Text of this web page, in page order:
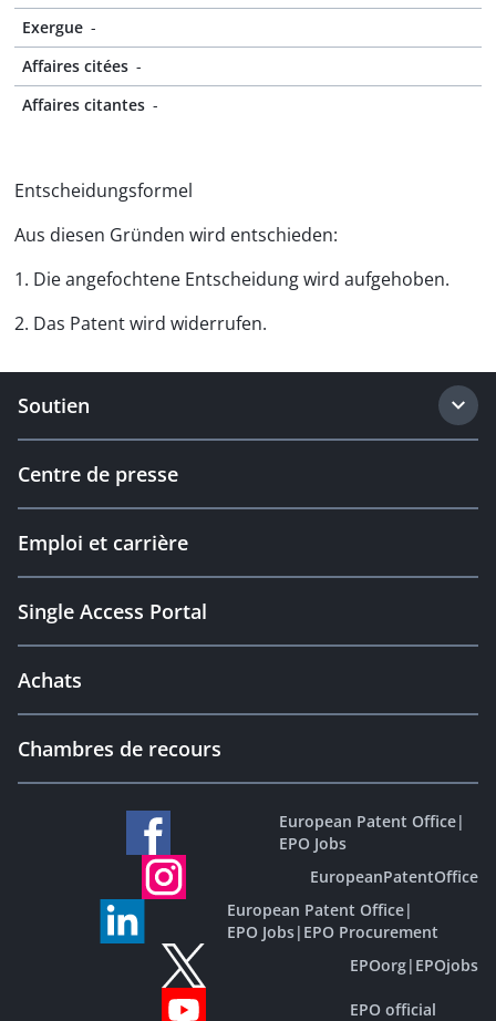
Exergue -
Affaires citées -
Affaires citantes -
Entscheidungsformel
Aus diesen Gründen wird entschieden:
1. Die angefochtene Entscheidung wird aufgehoben.
2. Das Patent wird widerrufen.
Soutien
Centre de presse
Emploi et carrière
Single Access Portal
Achats
Chambres de recours
European Patent Office|
EPO Jobs
EuropeanPatentOffice
European Patent Office|
EPO Jobs| EPO Procurement
EPOorg| EPOjobs
EPO official